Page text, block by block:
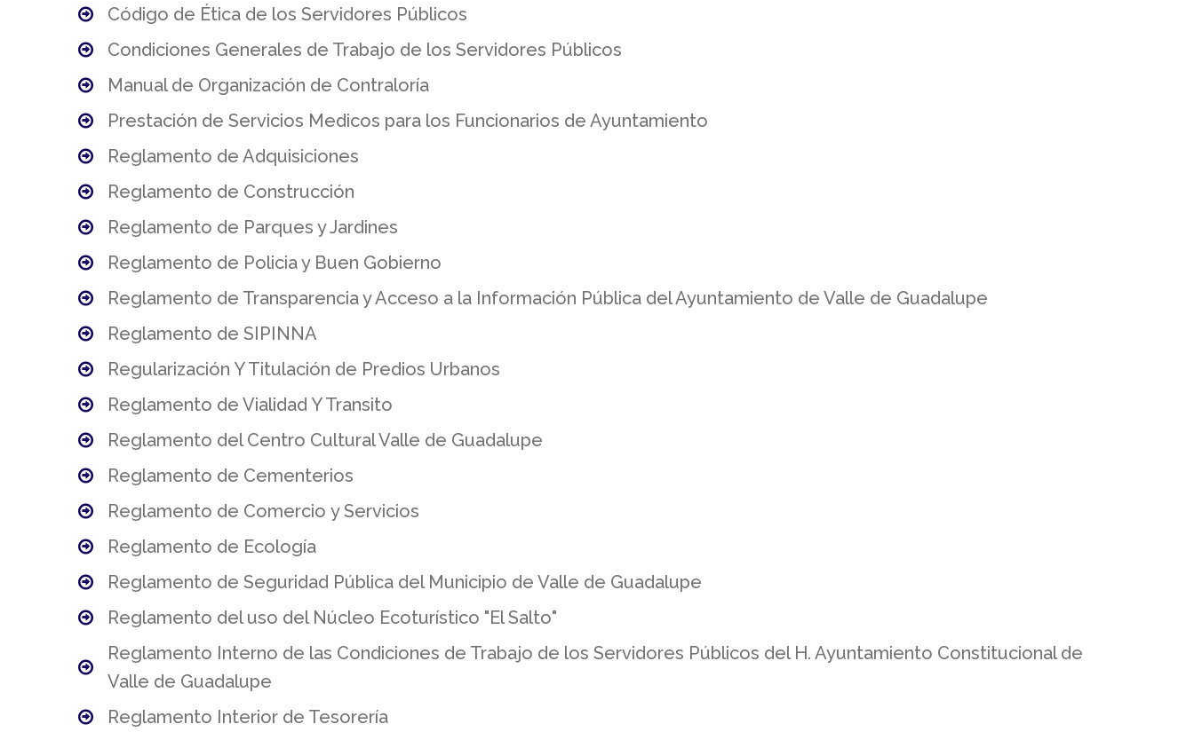
Código de Ética de los Servidores Públicos
Condiciones Generales de Trabajo de los Servidores Públicos
Manual de Organización de Contraloría
Prestación de Servicios Medicos para los Funcionarios de Ayuntamiento
Reglamento de Adquisiciones
Reglamento de Construcción
Reglamento de Parques y Jardines
Reglamento de Policia y Buen Gobierno
Reglamento de Transparencia y Acceso a la Información Pública del Ayuntamiento de Valle de Guadalupe
Reglamento de SIPINNA
Regularización Y Titulación de Predios Urbanos
Reglamento de Vialidad Y Transito
Reglamento del Centro Cultural Valle de Guadalupe
Reglamento de Cementerios
Reglamento de Comercio y Servicios
Reglamento de Ecología
Reglamento de Seguridad Pública del Municipio de Valle de Guadalupe
Reglamento del uso del Núcleo Ecoturístico "El Salto"
Reglamento Interno de las Condiciones de Trabajo de los Servidores Públicos del H. Ayuntamiento Constitucional de
Valle de Guadalupe
Reglamento Interior de Tesorería